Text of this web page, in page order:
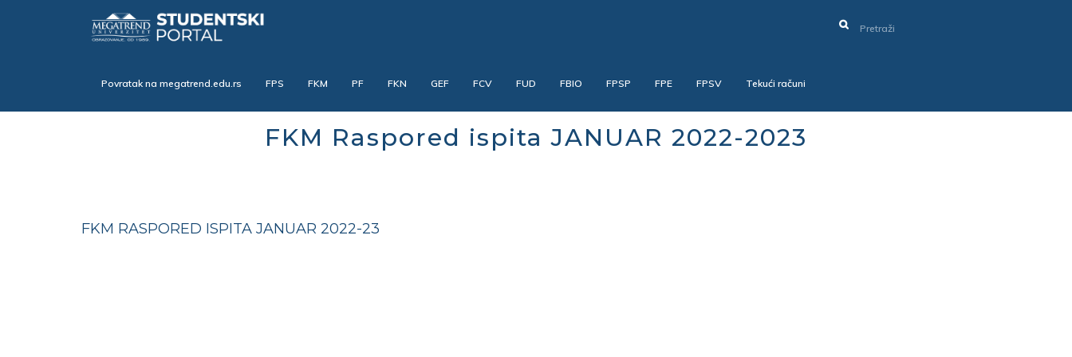
Povratak na megatrend.edu.rs FPS FKM PF FKN GEF FCV FUD FBIO FPSP FPE FPSV Tekući računi
FKM Raspored ispita JANUAR 2022-2023
FKM RASPORED ISPITA JANUAR 2022-23